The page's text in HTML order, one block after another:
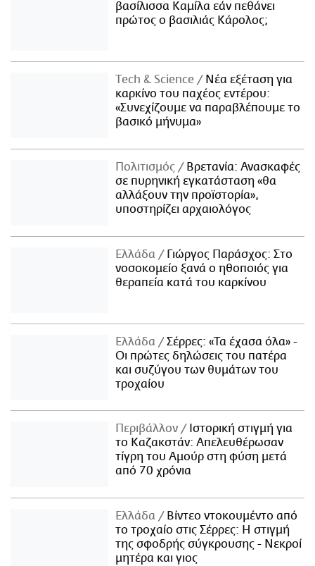
βασίλισσα Καμίλα εάν πεθάνει
πρώτος ο βασιλιάς Κάρολος;
Τech & Science
Νέα εξέταση για
καρκίνο του παχέος εντέρου:
«Συνεχίζουμε να παραβλέπουμε το
βασικό μήνυμα»
Πολιτισμός
Βρετανία: Ανασκαφές
σε πυρηνική εγκατάσταση «θα
αλλάξουν την προϊστορία»,
υποστηρίζει αρχαιολόγος
Ελλάδα
Γιώργος Παράσχος: Στο
νοσοκομείο ξανά ο ηθοποιός για
θεραπεία κατά του καρκίνου
Ελλάδα
Σέρρες: «Τα έχασα όλα» -
Οι πρώτες δηλώσεις του πατέρα
και συζύγου των θυμάτων του
τροχαίου
Περιβάλλον
Ιστορική στιγμή για
το Καζακστάν: Απελευθέρωσαν
τίγρη του Αμούρ στη φύση μετά
από 70 χρόνια
Ελλάδα
Βίντεο ντοκουμέντο από
το τροχαίο στις Σέρρες: Η στιγμή
της σφοδρής σύγκρουσης - Νεκροί
μητέρα και γιος